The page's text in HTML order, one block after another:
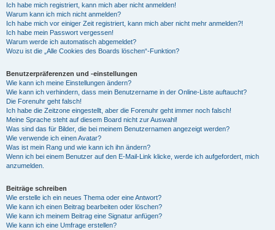
Ich habe mich registriert, kann mich aber nicht anmelden!
Warum kann ich mich nicht anmelden?
Ich habe mich vor einiger Zeit registriert, kann mich aber nicht mehr anmelden?!
Ich habe mein Passwort vergessen!
Warum werde ich automatisch abgemeldet?
Wozu ist die „Alle Cookies des Boards löschen“-Funktion?
Benutzerpräferenzen und -einstellungen
Wie kann ich meine Einstellungen ändern?
Wie kann ich verhindern, dass mein Benutzername in der Online-Liste auftaucht?
Die Forenuhr geht falsch!
Ich habe die Zeitzone eingestellt, aber die Forenuhr geht immer noch falsch!
Meine Sprache steht auf diesem Board nicht zur Auswahl!
Was sind das für Bilder, die bei meinem Benutzernamen angezeigt werden?
Wie verwende ich einen Avatar?
Was ist mein Rang und wie kann ich ihn ändern?
Wenn ich bei einem Benutzer auf den E-Mail-Link klicke, werde ich aufgefordert, mich
anzumelden.
Beiträge schreiben
Wie erstelle ich ein neues Thema oder eine Antwort?
Wie kann ich einen Beitrag bearbeiten oder löschen?
Wie kann ich meinem Beitrag eine Signatur anfügen?
Wie kann ich eine Umfrage erstellen?